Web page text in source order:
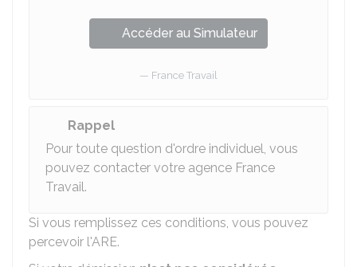
Accéder au Simulateur
France Travail
Rappel
Pour toute question d'ordre individuel, vous
pouvez contacter votre agence France
Travail.
Si vous remplissez ces conditions, vous pouvez
percevoir l'ARE.